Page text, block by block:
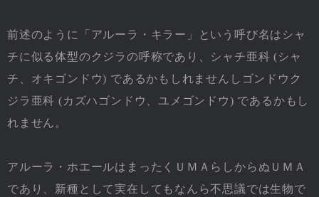
前述のように「アルーラ・キラー」という呼び名はシャ
チに似る体型のクジラの呼称であり、シャチ亜科 (シャ
チ、オキゴンドウ) であるかもしれませんしゴンドウク
ジラ亜科 (カズハゴンドウ、ユメゴンドウ) であるかもし
れません。
アルーラ・ホエールはまったくＵＭＡらしからぬＵＭＡ
であり、新種として実在してもなんら不思議では生物で